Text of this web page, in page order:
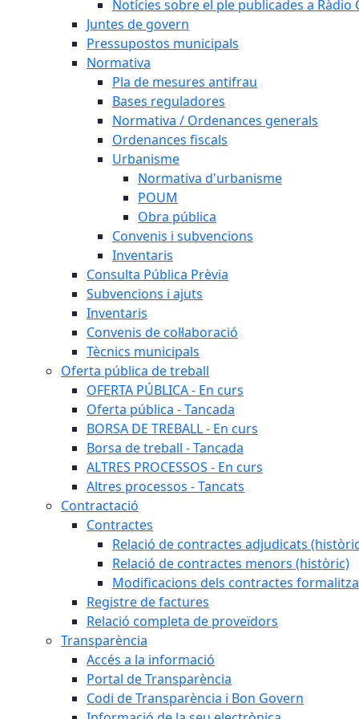
Notícies sobre el ple publicades a Ràdio
Juntes de govern
Pressupostos municipals
Normativa
Pla de mesures antifrau
Bases reguladores
Normativa / Ordenances generals
Ordenances fiscals
Urbanisme
Normativa d'urbanisme
POUM
Obra pública
Convenis i subvencions
Inventaris
Consulta Pública Prèvia
Subvencions i ajuts
Inventaris
Convenis de col·laboració
Tècnics municipals
Oferta pública de treball
OFERTA PÚBLICA - En curs
Oferta pública - Tancada
BORSA DE TREBALL - En curs
Borsa de treball - Tancada
ALTRES PROCESSOS - En curs
Altres processos - Tancats
Contractació
Contractes
Relació de contractes adjudicats
Relació de contractes menors (històric)
Modificacions dels contractes
Registre de factures
Relació completa de proveïdors
Transparència
Accés a la informació
Portal de Transparència
Codi de Transparència i Bon Govern